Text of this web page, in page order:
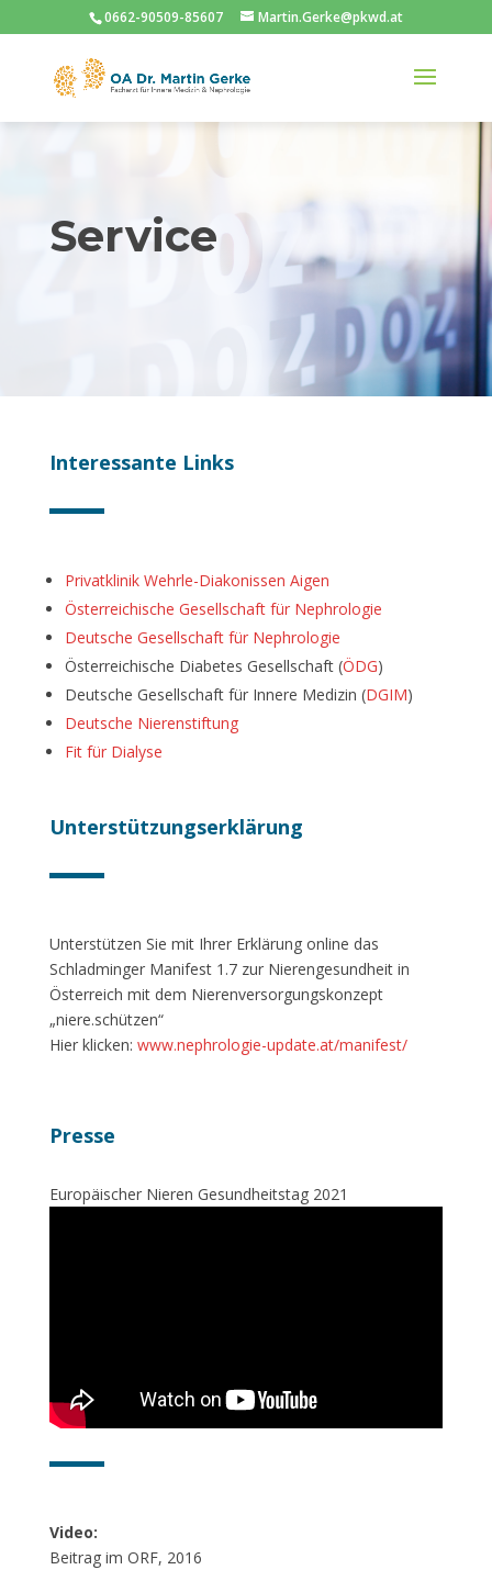
0662-90509-85607 Martin.Gerke@pkwd.at
Service
Interessante Links
Privatklinik Wehrle-Diakonissen Aigen
Österreichische Gesellschaft für Nephrologie
Deutsche Gesellschaft für Nephrologie
Österreichische Diabetes Gesellschaft (ÖDG)
Deutsche Gesellschaft für Innere Medizin (DGIM)
Deutsche Nierenstiftung
Fit für Dialyse
Unterstützungserklärung
Unterstützen Sie mit Ihrer Erklärung online das
Schladminger Manifest 1.7 zur Nierengesundheit in
Österreich mit dem Nierenversorgungskonzept
„niere.schützen“
Hier klicken: www.nephrologie-update.at/manifest/
Presse
Europäischer Nieren Gesundheitstag 2021
Video:
Beitrag im ORF, 2016